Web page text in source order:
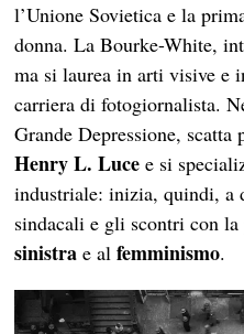
l’Unione Sovietica e la
donna. La Bourke-White,
ma si laurea in arti visive e
carriera di fotogiornalista.
Grande Depressione, scatta
Henry L. Luce e si
industriale: inizia, quindi, a
sindacali e gli scontri con
sinistra e alfemminismo.